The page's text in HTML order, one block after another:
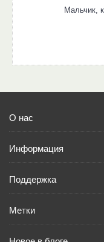
Мальчик,
О нас
Информация
Поддержка
Метки